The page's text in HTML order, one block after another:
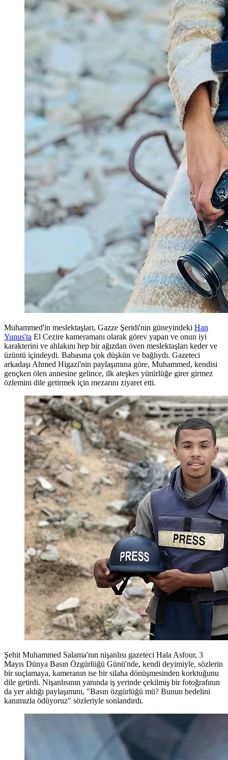
Muhammed'in meslektaşları, Gazze Şeridi'nin güneyindeki Han
Yunus'ta El Cezire kameramanı olarak görev yapan ve onun iyi
karakterini ve ahlakını hep bir ağızdan öven meslektaşları keder ve
üzüntü içindeydi. Babasına çok düşkün ve bağlıydı. Gazeteci
arkadaşı Ahmed Higazi'nin paylaşımına göre, Muhammed, kendisi
gençken ölen annesine gelince, ilk ateşkes yürürlüğe girer girmez
özlemini dile getirmek için mezarını ziyaret etti.
Şehit Muhammed Salama'nın nişanlısı gazeteci Hala Asfour, 3
Mayıs Dünya Basın Özgürlüğü Günü'nde, kendi deyimiyle, sözlerin
bir suçlamaya, kameranın ise bir silaha dönüşmesinden korktuğunu
dile getirdi. Nişanlısının yanında iş yerinde çekilmiş bir fotoğrafının
da yer aldığı paylaşımını, "Basın özgürlüğü mü? Bunun bedelini
kanımızla ödüyoruz" sözleriyle sonlandırdı.